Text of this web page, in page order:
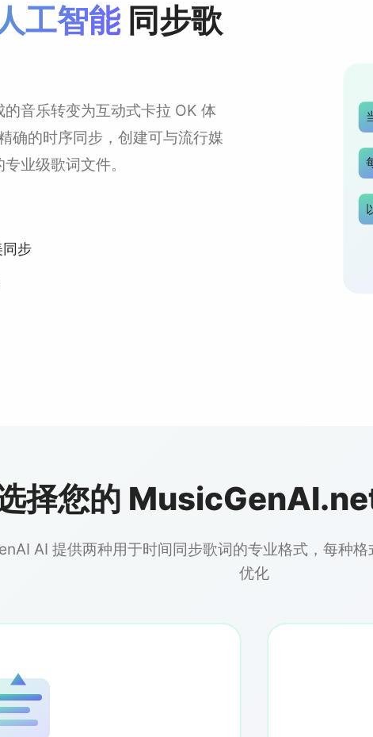
工智能 同步歌
音乐转变为互动式卡拉 OK 体
确的时序同步，创建可与流行媒
业级歌词文件。
步
择您的
AI 提供两种用于时间同步歌词的专业格式，每种
优化